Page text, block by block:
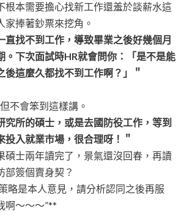
根本需要擔心找新工作還羞於談薪水這
家捧著鈔票來挖角。
直找不到工作，導致畢業之後好幾個月
。下次面試時HR就會問你：「是不是能
後這麼久都找不到工作啊？」＂
不會笨到這樣講。
究所的碩士，或是去國防役工作，等到
投入就業市場，很合理呀！＂
碩士兩年讀完了，景氣還沒回春，再讀
部簽個賣身契？
略是本人意見，請分析認同之後再服
啊～～～”**